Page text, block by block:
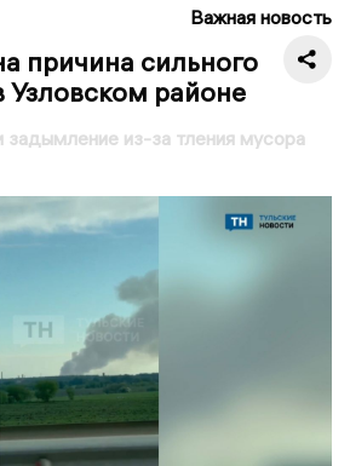
Важная новость
причина сильного
районе
задымление из-за тления мусора